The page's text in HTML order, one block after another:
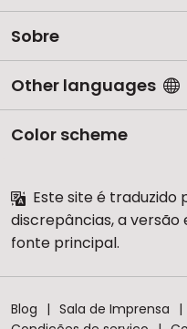
Sobre
Other languages
Color scheme
Este site é traduzido
discrepâncias, a
fonte principal.
Blog Sala de Imprensa